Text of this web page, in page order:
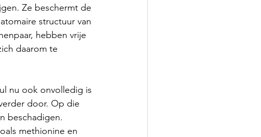
Ze beschermt de
structuur van
hebben vrije
daarom te
nu ook onvolledig is
door. Op die
beschadigen.
methionine en